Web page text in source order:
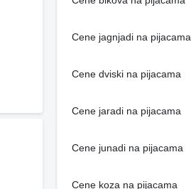
Cene jagnjadi na pijacama
Cene dviski na pijacama
Cene jaradi na pijacama
Cene junadi na pijacama
Cene koza na pijacama